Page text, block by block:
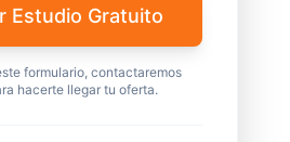
Estudio Gratuito
formulario, contactaremos
hacerte llegar tu oferta.